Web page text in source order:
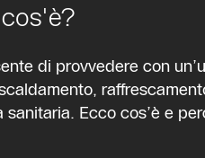
di provvedere con
Ecco cos’è e